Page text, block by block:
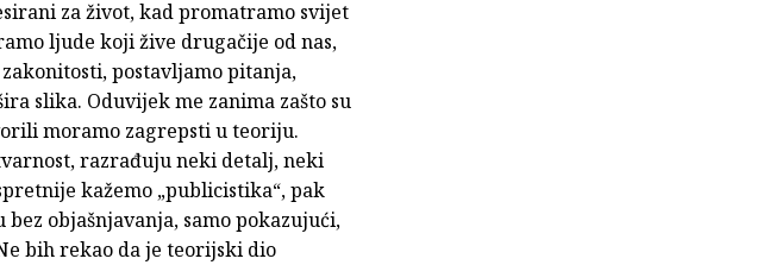
za život, kad promatramo svijet
ljude koji žive drugačije od nas,
postavljamo pitanja,
slika. Oduvijek me zanima zašto su
moramo zagrepsti u teoriju.
razrađuju neki detalj, neki
kažemo „publicistika“, pak
objašnjavanja, samo pokazujući,
bih rekao da je teorijski dio